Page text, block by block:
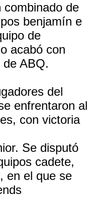
combinado de
benjamín e
de
acabó con
ABQ.
del
enfrentaron al
con victoria
Se disputó
cadete,
en el que se